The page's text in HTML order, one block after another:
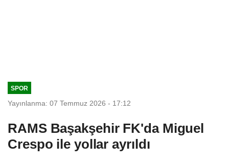
SPOR
Yayınlanma: 07 Temmuz 2026 - 17:12
RAMS Başakşehir FK'da Miguel
Crespo ile yollar ayrıldı